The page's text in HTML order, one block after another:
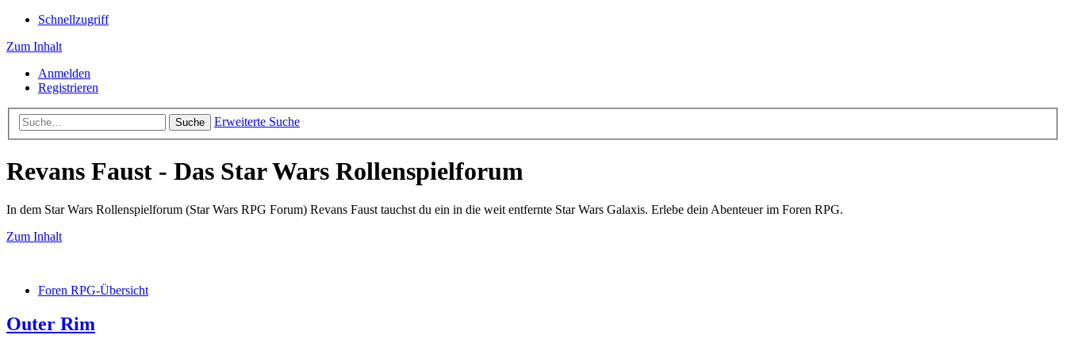
Schnellzugriff
Zum Inhalt
Anmelden
Registrieren
Suche Erweiterte Suche
Revans Faust - Das Star Wars Rollenspielforum
In dem Star Wars Rollenspielforum (Star Wars RPG Forum) Revans Faust tauchst du ein in die weit entfernte Star Wars Galaxis. Erlebe dein Abenteuer im Foren RPG.
Zum Inhalt
Foren RPG-Übersicht
Outer Rim